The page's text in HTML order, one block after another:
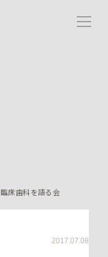
臨床歯科を語る会
2017.07.08